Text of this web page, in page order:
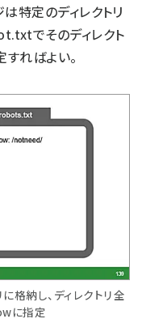
特定のディレクトリ
でそのディレクト
ればよい。
格納し、ディレクトリ全
に指定